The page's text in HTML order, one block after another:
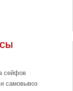
сейфов
самовывоз